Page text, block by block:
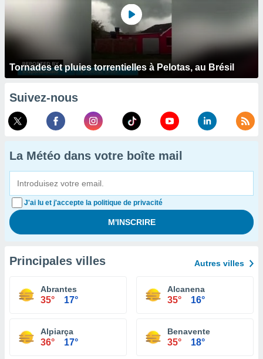
Tornades et pluies torrentielles à Pelotas, au Brésil
Suivez-nous
La Météo dans votre boîte mail
J'ai lu et j'accepte la politique de privacité
Principales villes Autres villes
Abrantes
35° 17°
Alcanena
35° 16°
Alpiarça
36° 17°
Benavente
35° 18°